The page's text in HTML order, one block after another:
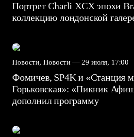
Портрет Charli XCX эпохи
коллекцию лондонской
Новости, Новости — 29 июля, 17:00
Фомичев, SP4K и «Станция
Горьковская»: «Пикник
дополнил программу